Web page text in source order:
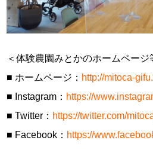
＜体験農園みとかのホームページ
■ ホームページ： http://mitoca-
■ Instagram： https://
■ Twitter： https://twitter.com/
■ Facebook： https://